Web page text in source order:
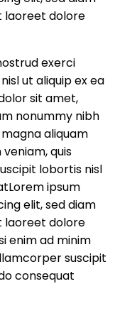
laoreet dolore
exerci
ut aliquip ex ea
sit amet,
nonummy nibh
aliquam
quis
lobortis nisl
ipsum
elit, sed diam
laoreet dolore
enim ad minim
suscipit
consequat